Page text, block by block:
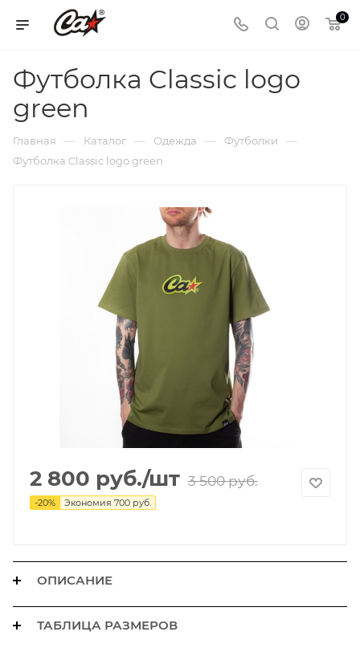
0
Футболка Classic logo
green
Главная — Каталог — Одежда — Футболки —
Футболка Classic logo green
2 800 руб./шт 3 500руб.
-20% Экономия 700 руб.
ОПИСАНИЕ
ТАБЛИЦА РАЗМЕРОВ